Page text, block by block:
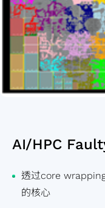
AI/HPC
透过core
的核心